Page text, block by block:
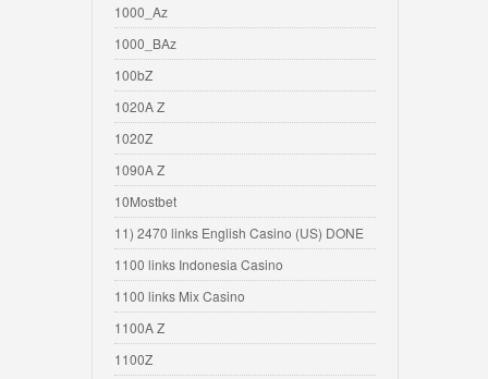
1000_Az
1000_BAz
100bZ
1020A Z
1020Z
1090A Z
10Mostbet
11) 2470 links English Casino (US) DONE
1100 links Indonesia Casino
1100 links Mix Casino
1100A Z
1100Z